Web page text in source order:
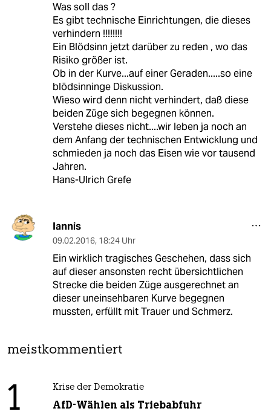
Was soll das ?
Es gibt technische Einrichtungen, die dieses
verhindern !!!!!!!!
Ein Blödsinn jetzt darüber zu reden , wo das
Risiko größer ist.
Ob in der Kurve...auf einer Geraden.....so eine
blödsinninge Diskussion.
Wieso wird denn nicht verhindert, daß diese
beiden Züge sich begegnen können.
Verstehe dieses nicht....wir leben ja noch an
dem Anfang der technischen Entwicklung und
schmieden ja noch das Eisen wie vor tausend
Jahren.
Hans-Ulrich Grefe
Iannis
09.02.2016, 18:24 Uhr
Ein wirklich tragisches Geschehen, dass sich
auf dieser ansonsten recht übersichtlichen
Strecke die beiden Züge ausgerechnet an
dieser uneinsehbaren Kurve begegnen
mussten, erfüllt mit Trauer und Schmerz.
meistkommentiert
1 Krise der Demokratie
AfD-Wählen als Triebabfuhr